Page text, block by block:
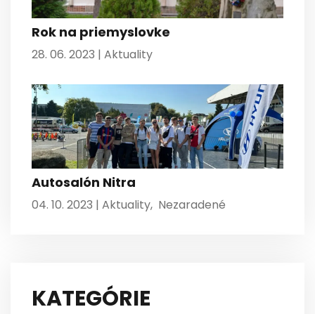
Rok na priemyslovke
28. 06. 2023 | Aktuality
Autosalón Nitra
04. 10. 2023 | Aktuality, Nezaradené
KATEGÓRIE